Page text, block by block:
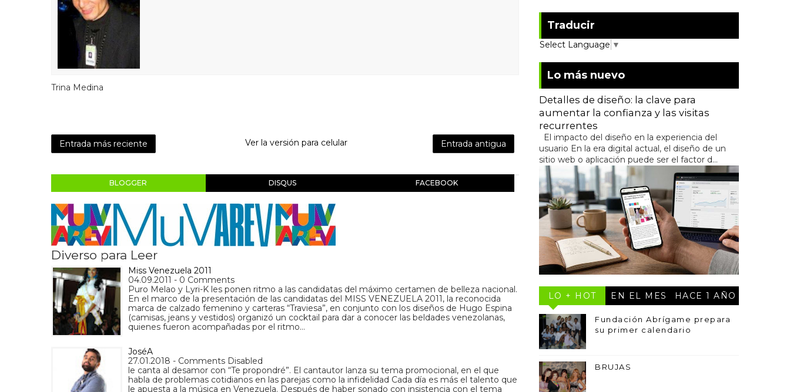
Trina Medina
Entrada más reciente Entrada antigua
Ver la versión para celular
BLOGGER DISQUS FACEBOOK
Diverso para Leer
Miss Venezuela 2011
04.09.2011 - 0 Comments
Puro Melao y Lyri-K les ponen ritmo a las candidatas del máximo certamen de belleza nacional.
En el marco de la presentación de las candidatas del MISS VENEZUELA 2011, la reconocida
marca de calzado femenino y carteras “Traviesa”, en conjunto con los diseños de Hugo Espina
(camisas, jeans y vestidos) organizó un cocktail para dar a conocer las beldades venezolanas,
quienes fueron acompañadas por el ritmo…
JoséA
27.01.2018 - Comments Disabled
le canta al desamor con “Te propondré”. El cantautor lanza su tema promocional, en el que
habla de problemas cotidianos en las parejas como la infidelidad Cada día es más el talento que
le apuesta a la música en Venezuela. Después de haber sonado con insistencia con el tema
Traducir
Select Language ▼
Lo más nuevo
Detalles de diseño: la clave para
aumentar la confianza y las visitas
recurrentes
El impacto del diseño en la experiencia del
usuario En la era digital actual, el diseño de un
sitio web o aplicación puede ser el factor d...
LO + HOT EN EL MES HACE 1 AÑO
Fundación Abrígame prepara
su primer calendario
BRUJAS